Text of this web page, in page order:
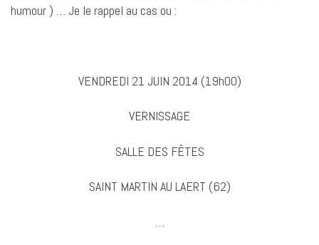
humour ) … Je le rappel au cas ou :
VENDREDI 21 JUIN 2014 (19h00)
VERNISSAGE
SALLE DES FÊTES
SAINT MARTIN AU LAERT (62)
…